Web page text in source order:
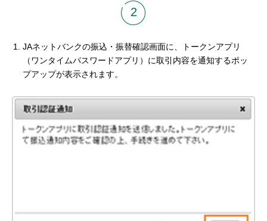
2
JAネットバンクの振込・振替確認画面に、トークンアプリ
（ワンタイムパスワードアプリ）に取引内容を通知するポッ
プアップが表示されます。